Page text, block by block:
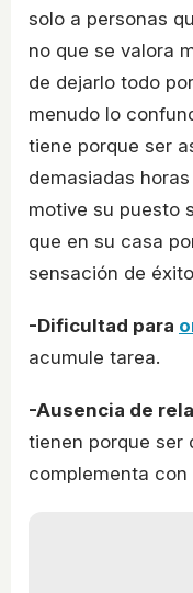
solo a personas
no que se valora
de dejarlo todo
menudo lo
tiene porque ser
demasiadas
motive su puesto
que en su casa
sensación de
-Dificultad para
acumule tarea.
-Ausencia de
tienen porque ser
complementa con